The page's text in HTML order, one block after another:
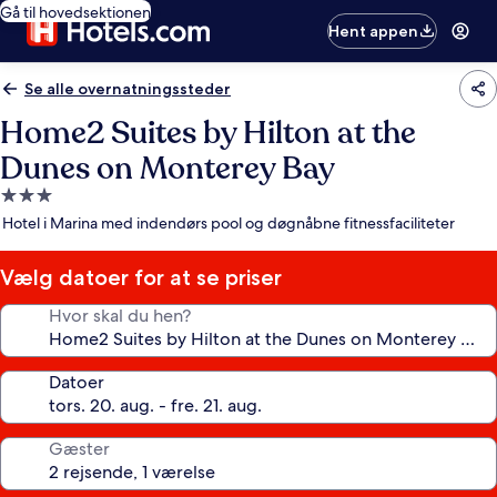
Gå til hovedsektionen
Hent appen
Se alle overnatningssteder
Home2 Suites by Hilton at the
Dunes on Monterey Bay
3.0-
stjernet
Hotel i Marina med indendørs pool og døgnåbne fitnessfaciliteter
Vælg datoer for at se priser
Hvor skal du hen?
Datoer
Gæster